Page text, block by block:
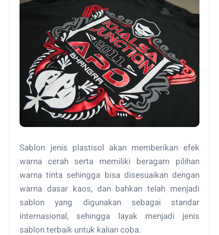
Sablon jenis plastisol akan memberikan efek
warna cerah serta memiliki beragam pilihan
warna tinta sehingga bisa disesuaikan dengan
warna dasar kaos, dan bahkan telah menjadi
sablon yang digunakan sebagai standar
internasional, sehingga layak menjadi jenis
sablon terbaik untuk kalian coba.